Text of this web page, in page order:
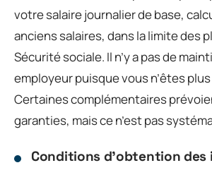
votre salaire journalier de base,
anciens salaires, dans la limite des
Sécurité sociale. Il n’y a pas de
employeur puisque vous n’êtes
Certaines complémentaires
garanties, mais ce n’est pas
Conditions d’obtention des